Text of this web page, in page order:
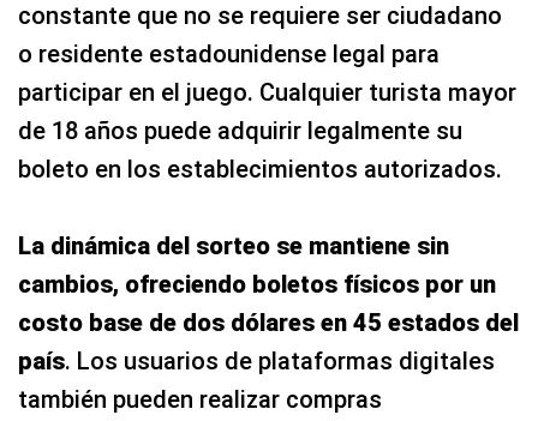
constante que no se requiere ser ciudadano
o residente estadounidense legal para
participar en el juego. Cualquier turista mayor
de 18 años puede adquirir legalmente su
boleto en los establecimientos autorizados.
La dinámica del sorteo se mantiene sin
cambios, ofreciendo boletos físicos por un
costo base de dos dólares en 45 estados del
país. Los usuarios de plataformas digitales
también pueden realizar compras